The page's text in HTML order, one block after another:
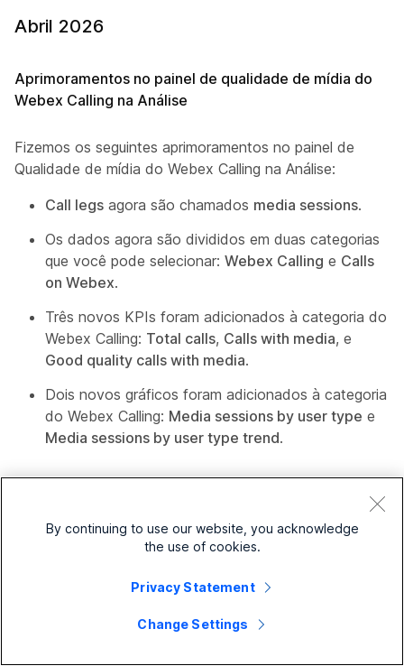
Abril 2026
Aprimoramentos no painel de qualidade de mídia do
Webex Calling na Análise
Fizemos os seguintes aprimoramentos no painel de
Qualidade de mídia do Webex Calling na Análise:
Call legs agora são chamados media sessions.
Os dados agora são divididos em duas categorias
que você pode selecionar: Webex Calling e Calls
on Webex.
Três novos KPIs foram adicionados à categoria do
Webex Calling: Total calls, Calls with media, e
Good quality calls with media.
Dois novos gráficos foram adicionados à categoria
do Webex Calling: Media sessions by user type e
Media sessions by user type trend.
Widgets descontinuados do Webex Calling na análise
Engajamento de chamadas
By continuing to use our website, you acknowledge
the use of cookies.
Privacy Statement
Change Settings